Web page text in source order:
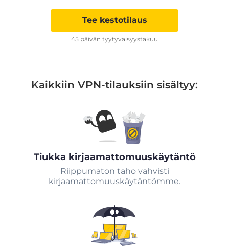
Tee kestotilaus
45 päivän tyytyväisyystakuu
Kaikkiin VPN-tilauksiin sisältyy:
Tiukka kirjaamattomuuskäytäntö
Riippumaton taho vahvisti
kirjaamattomuuskäytäntömme.